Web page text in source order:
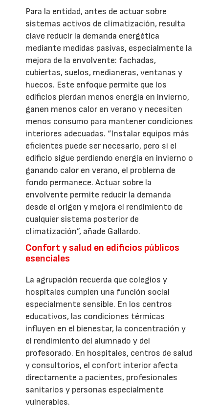
Para la entidad, antes de actuar sobre
sistemas activos de climatización, resulta
clave reducir la demanda energética
mediante medidas pasivas, especialmente la
mejora de la envolvente: fachadas,
cubiertas, suelos, medianeras, ventanas y
huecos. Este enfoque permite que los
edificios pierdan menos energía en invierno,
ganen menos calor en verano y necesiten
menos consumo para mantener condiciones
interiores adecuadas. “Instalar equipos más
eficientes puede ser necesario, pero si el
edificio sigue perdiendo energía en invierno o
ganando calor en verano, el problema de
fondo permanece. Actuar sobre la
envolvente permite reducir la demanda
desde el origen y mejora el rendimiento de
cualquier sistema posterior de
climatización”, añade Gallardo.
Confort y salud en edificios públicos
esenciales
La agrupación recuerda que colegios y
hospitales cumplen una función social
especialmente sensible. En los centros
educativos, las condiciones térmicas
influyen en el bienestar, la concentración y
el rendimiento del alumnado y del
profesorado. En hospitales, centros de salud
y consultorios, el confort interior afecta
directamente a pacientes, profesionales
sanitarios y personas especialmente
vulnerables.